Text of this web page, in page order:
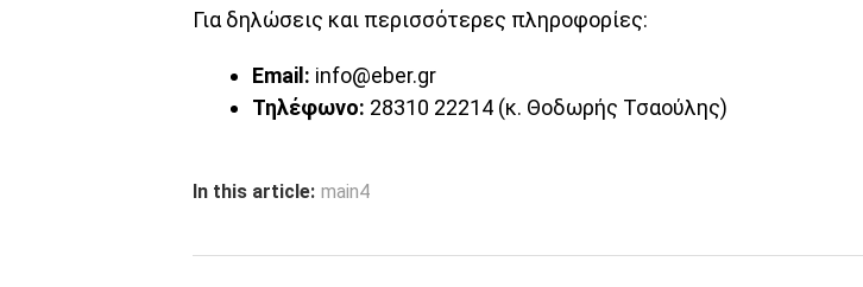
Για δηλώσεις και περισσότερες πληροφορίες:
Email: info@eber.gr
Τηλέφωνο: 28310 22214 (κ. Θοδωρής Τσαούλης)
In this article: main4